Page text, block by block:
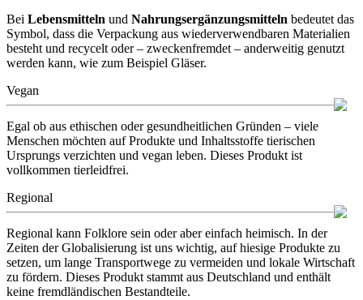
Bei Lebensmitteln und Nahrungsergänzungsmitteln bedeutet das
Symbol, dass die Verpackung aus wiederverwendbaren Materialien
besteht und recycelt oder – zweckenfremdet – anderweitig genutzt
werden kann, wie zum Beispiel Gläser.
Vegan
Egal ob aus ethischen oder gesundheitlichen Gründen – viele
Menschen möchten auf Produkte und Inhaltsstoffe tierischen
Ursprungs verzichten und vegan leben. Dieses Produkt ist
vollkommen tierleidfrei.
Regional
Regional kann Folklore sein oder aber einfach heimisch. In der
Zeiten der Globalisierung ist uns wichtig, auf hiesige Produkte zu
setzen, um lange Transportwege zu vermeiden und lokale Wirtschaft
zu fördern. Dieses Produkt stammt aus Deutschland und enthält
keine fremdländischen Bestandteile.